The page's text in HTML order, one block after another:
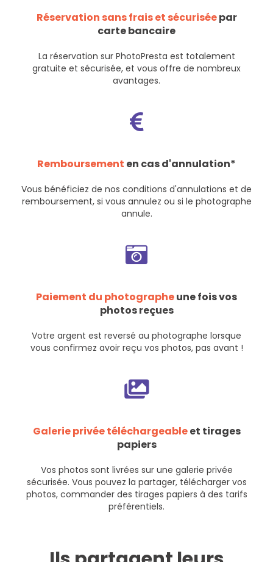
Réservation sans frais et sécuriséepar
carte bancaire
La réservation sur PhotoPresta est totalement
gratuite et sécurisée, et vous offre de nombreux
avantages.
Remboursement en cas d'annulation*
Vous bénéficiez de nos conditions d'annulations et de
remboursement, si vous annulez ou si le photographe
annule.
Paiement du photographeune fois vos
photos reçues
Votre argent est reversé au photographe lorsque
vous confirmez avoir reçu vos photos, pas avant !
Galerie privée téléchargeableet tirages
papiers
Vos photos sont livrées sur une galerie privée
sécurisée. Vous pouvez la partager, télécharger vos
photos, commander des tirages papiers à des tarifs
préférentiels.